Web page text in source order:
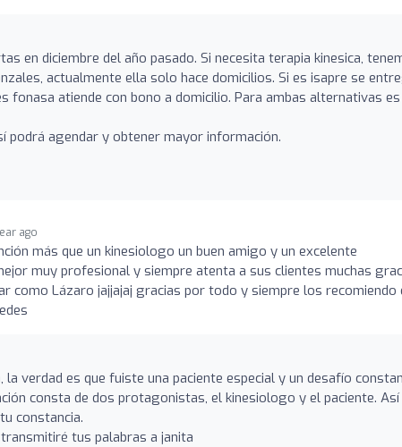
en diciembre del año pasado. Si necesita terapia kinesica,
actualmente ella solo hace domicilios. Si es isapre se
fonasa atiende con bono a domicilio. Para ambas alternativas es
podrá agendar y obtener mayor información.
ago
más que un kinesiologo un buen amigo y un excelente
muy profesional y siempre atenta a sus clientes muchas
como Lázaro jajjajaj gracias por todo y siempre los recomiendo
verdad es que fuiste una paciente especial y un desafío
consta de dos protagonistas, el kinesiologo y el paciente. Así
constancia.
tus palabras a janita